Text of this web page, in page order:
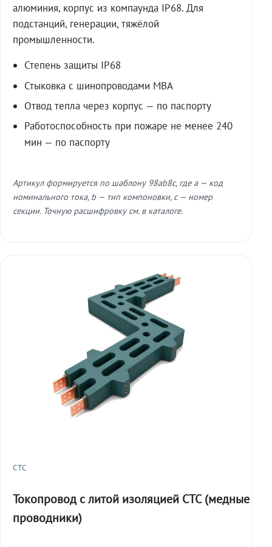
алюминия, корпус из компаунда IP68. Для
подстанций, генерации, тяжёлой
промышленности.
Степень защиты IP68
Стыковка с шинопроводами МВА
Отвод тепла через корпус — по паспорту
Работоспособность при пожаре не менее 240
мин — по паспорту
Артикул формируется по шаблону 98ab8c, где a — код
номинального тока, b — тип компоновки, c — номер
секции. Точную расшифровку см. в каталоге.
СТС
Токопровод с литой изоляцией СТС (медные
проводники)